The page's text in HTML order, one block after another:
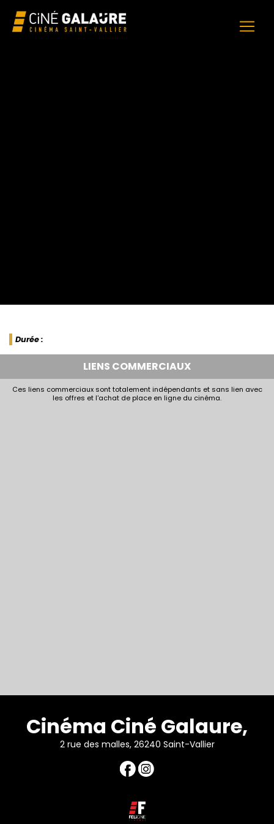
Durée :
LIENS COMMERCIAUX
Ces liens commerciaux sont totalement indépendants et sans lien avec
les offres et l'achat de place en ligne du cinéma.
Cinéma Ciné Galaure,
2 rue des malles, 26240 Saint-Vallier